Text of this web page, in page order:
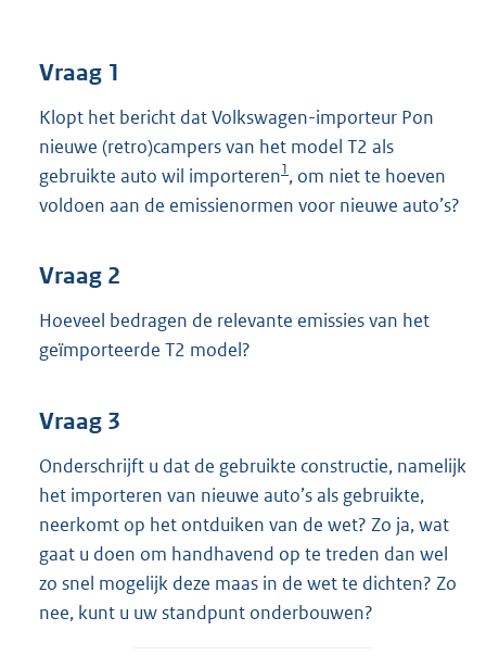
K
b
Vraag 1
Klopt het bericht dat Volkswagen-importeur Pon
nieuwe (retro)campers van het model T2 als
gebruikte auto wil importeren1, om niet te hoeven
voldoen aan de emissienormen voor nieuwe auto’s?
Vraag 2
Hoeveel bedragen de relevante emissies van het
geïmporteerde T2 model?
Vraag 3
Onderschrijft u dat de gebruikte constructie, namelijk
het importeren van nieuwe auto’s als gebruikte,
neerkomt op het ontduiken van de wet? Zo ja, wat
gaat u doen om handhavend op te treden dan wel
zo snel mogelijk deze maas in de wet te dichten? Zo
nee, kunt u uw standpunt onderbouwen?